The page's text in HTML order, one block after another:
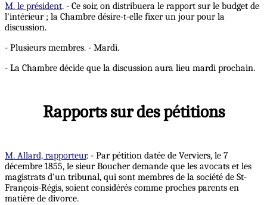
M. le président. - Ce soir, on distribuera le rapport sur le budget de
l'intérieur ; la Chambre désire-t-elle fixer un jour pour la
discussion.
- Plusieurs membres. - Mardi.
- La Chambre décide que la discussion aura lieu mardi prochain.
Rapports sur des pétitions
M. Allard, rapporteur. - Par pétition datée de Verviers, le 7
décembre 1855, le sieur Boucher demande que les avocats et les
magistrats d'un tribunal, qui sont membres de la société de St-
François-Régis, soient considérés comme proches parents en
matière de divorce.